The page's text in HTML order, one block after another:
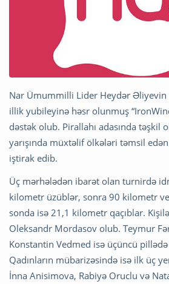
Nar Ümummilli Lider Heydər Əliyevin
illik yubileyinə həsr olunmuş
dəstək olub. Pirallahı adasında təşkil
yarışında müxtəlif ölkələri təmsil
iştirak edib.
Üç mərhələdən ibarət olan turnirdə
kilometr üzüblər, sonra 90 kilometr
sonda isə 21,1 kilometr qaçıblar.
Oleksandr Mordasov olub. Teymur
Konstantin Vedmed isə üçüncü
Qadınların mübarizəsində isə ilk üç
İnna Anisimova, Rabiyə Oruclu və